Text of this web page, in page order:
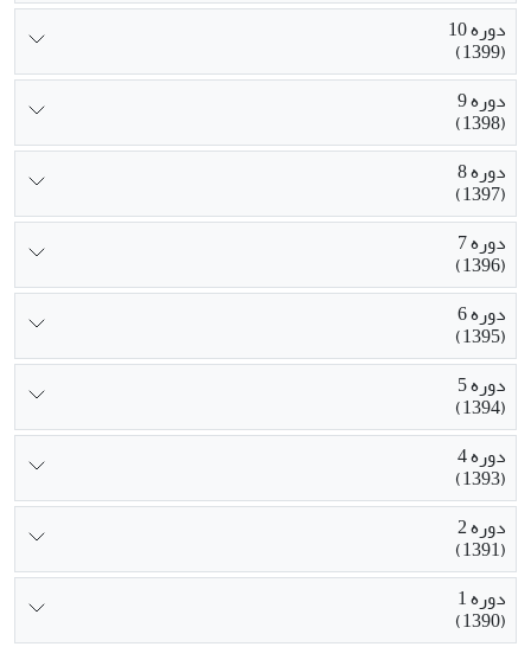
دوره 10
(1399)
دوره 9
(1398)
دوره 8
(1397)
دوره 7
(1396)
دوره 6
(1395)
دوره 5
(1394)
دوره 4
(1393)
دوره 2
(1391)
دوره 1
(1390)